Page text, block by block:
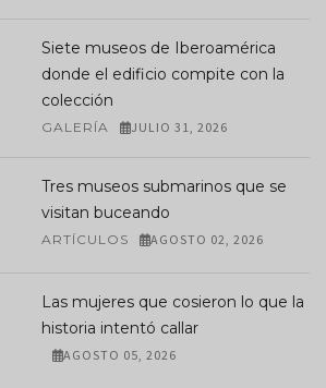
Siete museos de Iberoamérica
donde el edificio compite con la
colección
GALERÍA JULIO 31, 2026
Tres museos submarinos que se
visitan buceando
ARTÍCULOS AGOSTO 02, 2026
Las mujeres que cosieron lo que la
historia intentó callar
AGOSTO 05, 2026